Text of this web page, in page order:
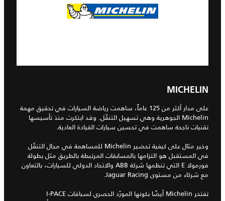
MICHELIN
على مدار أكثر من 125 عاماً، ساهمت رياضة السيارات في تحقيق مهمة
Michelin الجوهرية وهي تسهيل التنقّل. وقد ابتكرت منذ تأسيسها
تقنيات ناجحة ساهمت في تحسين سيارات القيادة العادية.
وخير مثال على كيفية تحضير Michelin للمساهمة في مجال التنقّل
في المستقبل هو التزامها بالمسابقات المرتبطة بالطريق مثل بطولة
فورمولا E التي تنظمها شركة ABB والاتحاد الدولي للسيارات، بالتعاون
مع شركاء من مستوى Jaguar Racing.
تفتخر Michelin أيضًا بكونها المورّد الحصري لسباقات I‑PACE